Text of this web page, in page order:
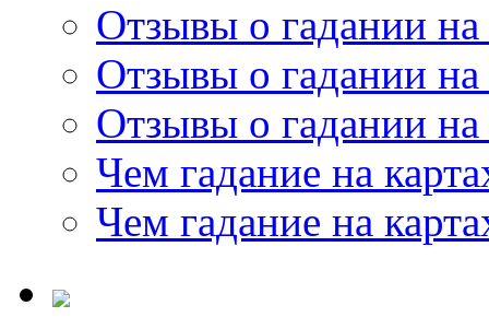
Отзывы о гадании на
Отзывы о гадании на
Отзывы о гадании на
Чем гадание на
Чем гадание на